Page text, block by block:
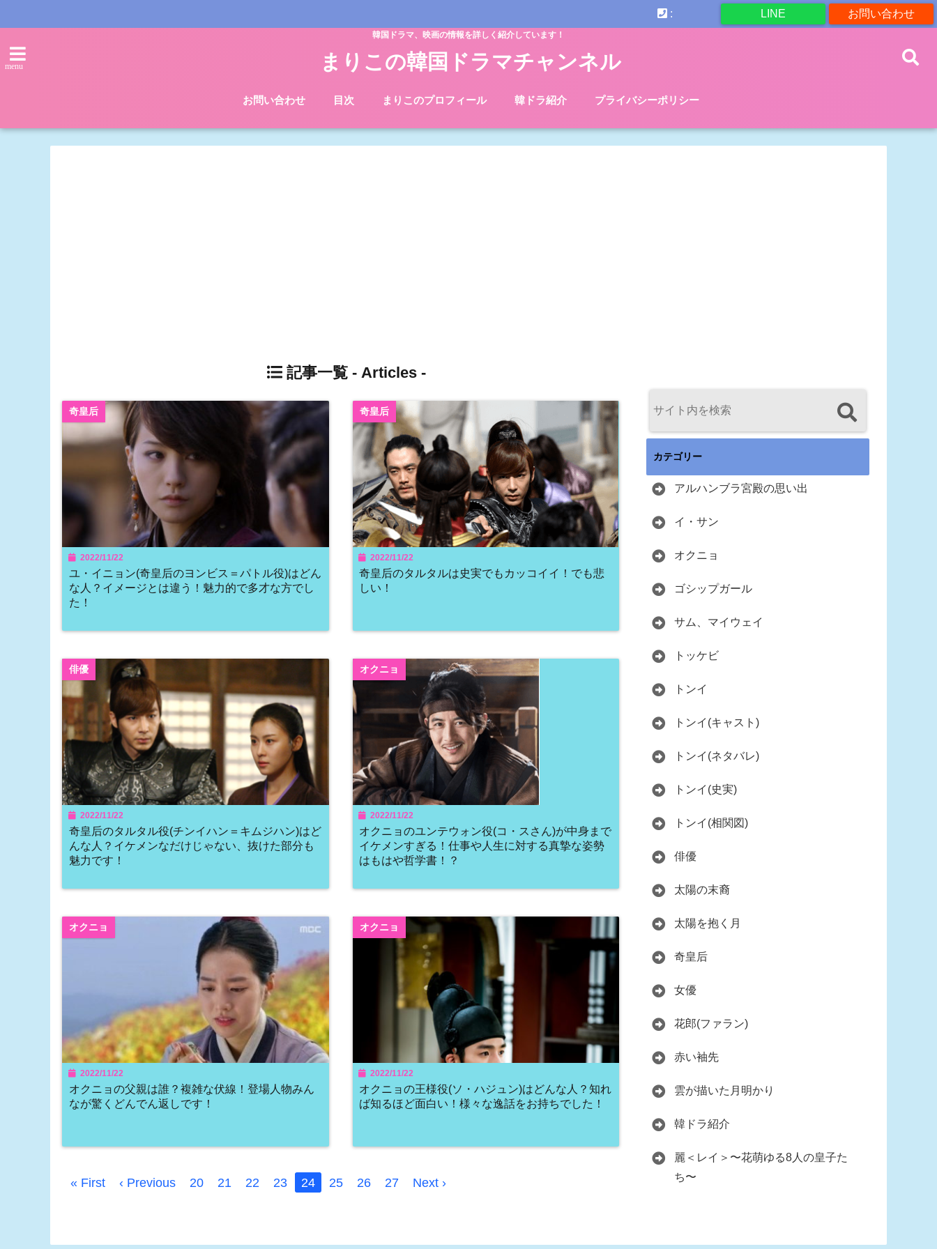
お問い合わせ
LINE
:
韓国ドラマ、映画の情報を詳しく紹介しています！
menu まりこの韓国ドラマチャンネル
お問い合わせ 目次 まりこのプロフィール 韓ドラ紹介 プライバシーポリシー
記事一覧 - Articles -
奇皇后
2022/11/22
ユ・イニョン(奇皇后のヨンビス＝パトル役)はどん
な人？イメージとは違う！魅力的で多才な方でし
た！
奇皇后
2022/11/22
奇皇后のタルタルは史実でもカッコイイ！でも悲
しい！
俳優
2022/11/22
奇皇后のタルタル役(チンイハン＝キムジハン)はど
んな人？イケメンなだけじゃない、抜けた部分も
魅力です！
オクニョ
2022/11/22
オクニョのユンテウォン役(コ・スさん)が中身まで
イケメンすぎる！仕事や人生に対する真摯な姿勢
はもはや哲学書！？
オクニョ
2022/11/22
オクニョの父親は誰？複雑な伏線！登場人物みん
なが驚くどんでん返しです！
オクニョ
2022/11/22
オクニョの王様役(ソ・ハジュン)はどんな人？知れ
ば知るほど面白い！様々な逸話をお持ちでした！
« First ‹ Previous 20 21 22 23 24 25 26 27 Next ›
カテゴリー
アルハンブラ宮殿の思い出
イ・サン
オクニョ
ゴシップガール
サム、マイウェイ
トッケビ
トンイ
トンイ(キャスト)
トンイ(ネタバレ)
トンイ(史実)
トンイ(相関図)
俳優
太陽の末裔
太陽を抱く月
奇皇后
女優
花郎(ファラン)
赤い袖先
雲が描いた月明かり
韓ドラ紹介
麗＜レイ＞〜花萌ゆる8人の皇子た
ち〜